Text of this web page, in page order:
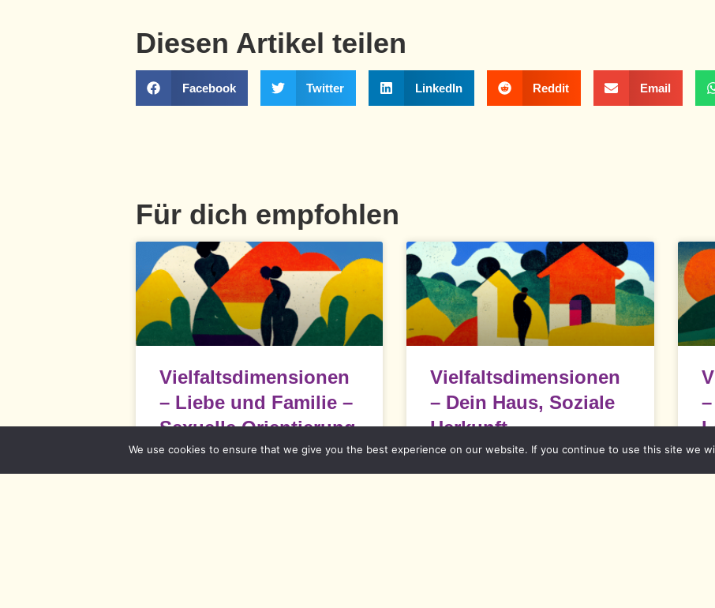
Diesen Artikel teilen
Facebook Twitter LinkedIn Reddit Email
Für dich empfohlen
Vielfaltsdimensionen
– Liebe und Familie –
Sexuelle Orientierung
und
Geschlechtsidentitäten
Vielfaltsdimensionen
– Dein Haus, Soziale
Herkunft
Dein Haus – Soziale Herkunft Ein Haus
schenkt Ruhe und macht glücklich.
We use cookies to ensure that we give you the best experience on our website. If you continue to use this site we